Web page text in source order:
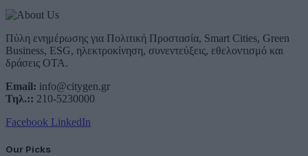
Πύλη ενημέρωσης για Πολιτική Προστασία, Smart Cities, Green
Business, ESG, ηλεκτροκίνηση, συνεντεύξεις, εθελοντισμό και
δράσεις ΟΤΑ.
Email: info@citygen.gr
Τηλ.:: 210-5230000
Facebook LinkedIn
Our Picks